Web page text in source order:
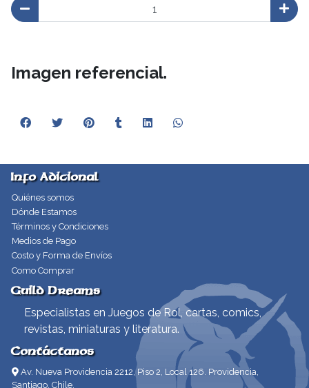
Imagen referencial.
Info Adicional
Quiénes somos
Dónde Estamos
Términos y Condiciones
Medios de Pago
Costo y Forma de Envíos
Como Comprar
Guild Dreams
Especialistas en Juegos de Rol, cartas, comics,
revistas, miniaturas y literatura.
Contáctanos
Av. Nueva Providencia 2212, Piso 2, Local 126. Providencia,
Santiago, Chile.